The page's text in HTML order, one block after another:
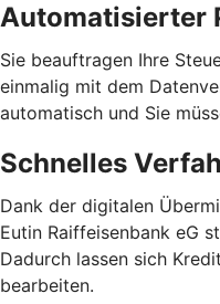
Automatisierter
Sie beauftragen Ihre
einmalig mit dem
automatisch und Sie
Schnelles
Dank der digitalen
Eutin Raiffeisenbank eG
Dadurch lassen sich
bearbeiten.